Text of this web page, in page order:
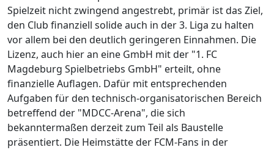
Spielzeit nicht zwingend angestrebt, primär ist das Ziel,
den Club finanziell solide auch in der 3. Liga zu halten
vor allem bei den deutlich geringeren Einnahmen. Die
Lizenz, auch hier an eine GmbH mit der "1. FC
Magdeburg Spielbetriebs GmbH" erteilt, ohne
finanzielle Auflagen. Dafür mit entsprechenden
Aufgaben für den technisch-organisatorischen Bereich
betreffend der "MDCC-Arena", die sich
bekanntermaßen derzeit zum Teil als Baustelle
präsentiert. Die Heimstätte der FCM-Fans in der